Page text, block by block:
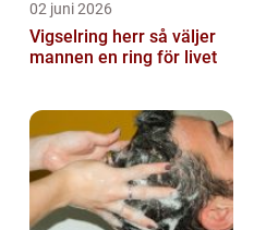
02 juni 2026
Vigselring herr så väljer
mannen en ring för livet